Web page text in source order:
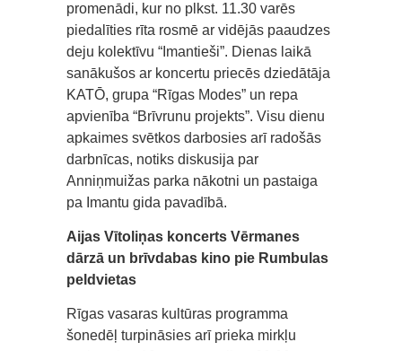
promenādi, kur no plkst. 11.30 varēs
piedalīties rīta rosmē ar vidējās paaudzes
deju kolektīvu “Imantieši”. Dienas laikā
sanākušos ar koncertu priecēs dziedātāja
KATŌ, grupa “Rīgas Modes” un repa
apvienība “Brīvrunu projekts”. Visu dienu
apkaimes svētkos darbosies arī radošās
darbnīcas, notiks diskusija par
Anniņmuižas parka nākotni un pastaiga
pa Imantu gida pavadībā.
Aijas Vītoliņas koncerts Vērmanes
dārzā un brīvdabas kino pie Rumbulas
peldvietas
Rīgas vasaras kultūras programma
šonedēļ turpināsies arī prieka mirkļu